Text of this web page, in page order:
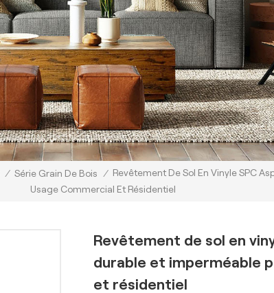
/ Série Grain De Bois / Revêtement De Sol En Vinyle SPC
Usage Commercial Et Résidentiel
Revêtement de sol en
durable et imperméable
et résidentiel